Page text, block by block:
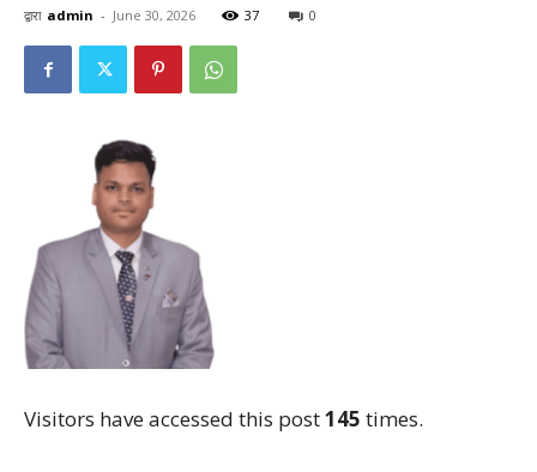
द्वारा admin - June 30, 2026 37 0
Visitors have accessed this post145 times.